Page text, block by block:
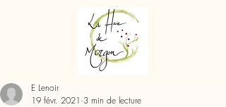
E Lenoir
19 févr. 2021 3 min de lecture